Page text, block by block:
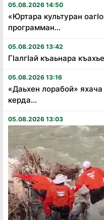
05.08.2026 14:50
«Юртара культуран
программан...
05.08.2026 13:42
Гӏалгӏай къаьнара
05.08.2026 13:16
«Даьхен лорабой»
керда...
05.08.2026 13:03